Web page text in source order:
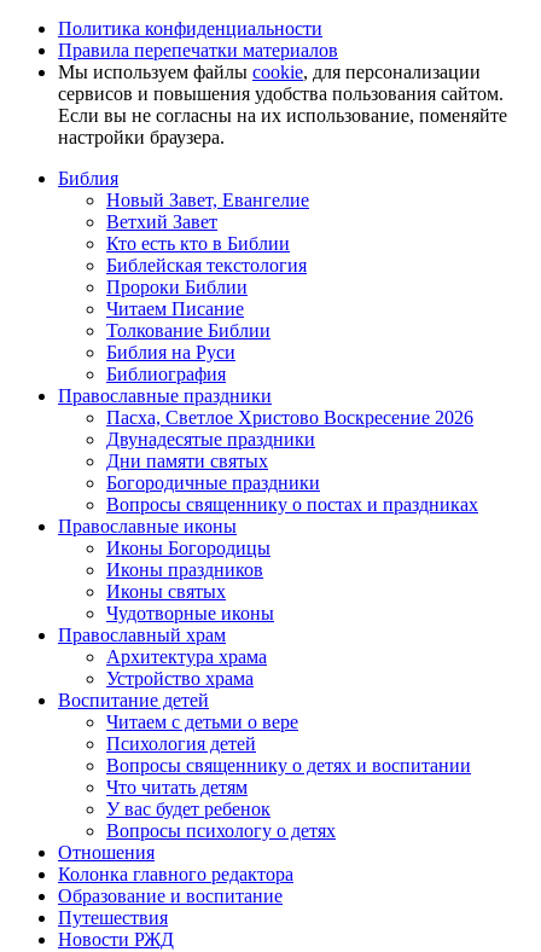
Политика конфиденциальности
Правила перепечатки материалов
Мы используем файлы cookie, для персонализации
сервисов и повышения удобства пользования сайтом.
Если вы не согласны на их использование, поменяйте
настройки браузера.
Библия
Новый Завет, Евангелие
Ветхий Завет
Кто есть кто в Библии
Библейская текстология
Пророки Библии
Читаем Писание
Толкование Библии
Библия на Руси
Библиография
Православные праздники
Пасха, Светлое Христово Воскресение 2026
Двунадесятые праздники
Дни памяти святых
Богородичные праздники
Вопросы священнику о постах и праздниках
Православные иконы
Иконы Богородицы
Иконы праздников
Иконы святых
Чудотворные иконы
Православный храм
Архитектура храма
Устройство храма
Воспитание детей
Читаем с детьми о вере
Психология детей
Вопросы священнику о детях и воспитании
Что читать детям
У вас будет ребенок
Вопросы психологу о детях
Отношения
Колонка главного редактора
Образование и воспитание
Путешествия
Новости РЖД